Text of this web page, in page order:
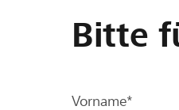
Bitte
Vorname*